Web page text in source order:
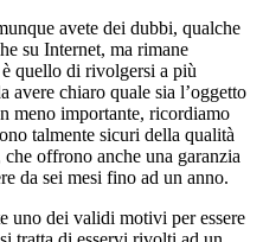
avete dei dubbi, qualche
su Internet, ma rimane
quello di rivolgersi a più
avere chiaro quale sia l’oggetto
meno importante, ricordiamo
talmente sicuri della qualità
offrono anche una garanzia
da sei mesi fino ad un anno.
uno dei validi motivi per essere